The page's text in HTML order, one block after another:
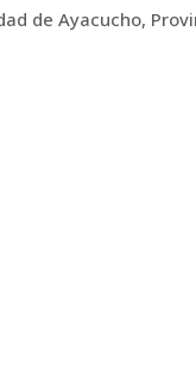
de Ayacucho,